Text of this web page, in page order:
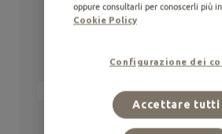
Alimento Secco Not-
Junior con Pollo
oppure consultarli per conoscerli più
Cookie Policy
Configurazione dei
Accettare tutti